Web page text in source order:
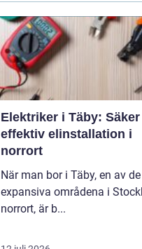
Elektriker i Täby:
effektiv elinstallation i
norrort
När man bor i Täby, en av
expansiva områdena i
norrort, är b...